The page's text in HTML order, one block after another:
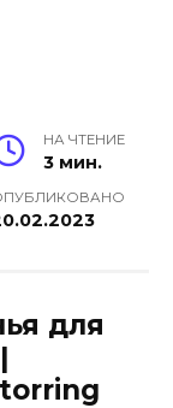
НА ЧТЕНИЕ
3 мин.
для